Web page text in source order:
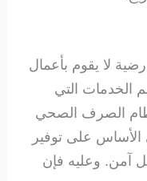
لا يقوم بأعمال
الخدمات التي
الصرف الصحي
على توفير
آمن. وعليه فإن